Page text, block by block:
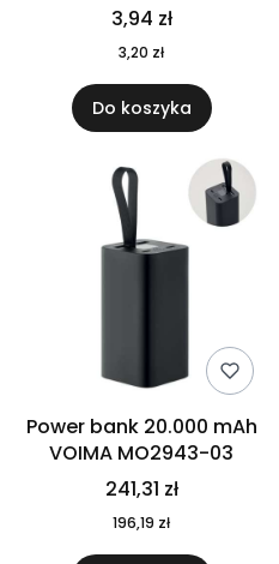
3,94 zł
3,20 zł
Do koszyka
Power bank 20.000 mAh
VOIMA MO2943-03
241,31 zł
196,19 zł